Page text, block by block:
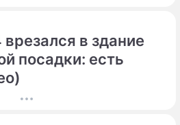
в здание
посадки: есть